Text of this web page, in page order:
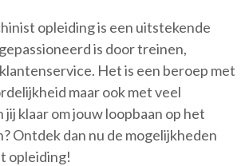
opleiding is een uitstekende
is door treinen,
Het is een beroep met
maar ook met veel
klaar om jouw loopbaan op het
Ontdek dan nu de mogelijkheden
opleiding!